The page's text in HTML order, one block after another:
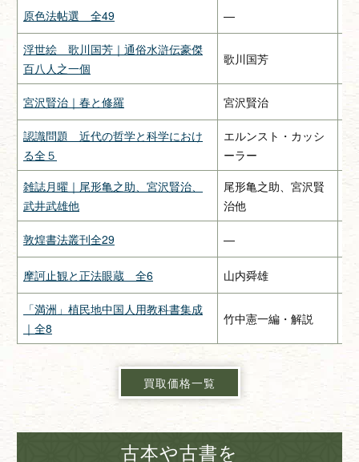
原色法帖選 全49 —
浮世絵 歌川国芳｜通俗水滸伝豪傑
百八人之一個
歌川国芳
宮沢賢治｜春と修羅 宮沢賢治
認識問題 近代の哲学と科学におけ
る全５
エルンスト・カッシ
ーラー
雑誌月曜｜尾形亀之助、宮沢賢治、
武井武雄他
尾形亀之助、宮沢賢
治他
敦煌書法叢刊全29 —
摩訶止観と正法眼蔵 全6 山内舜雄
「満洲」植民地中国人用教科書集成
｜全8
竹中憲一編・解説
買取価格一覧
古本や古書を